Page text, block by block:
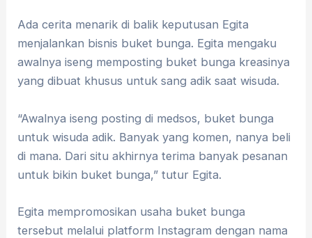
Ada cerita menarik di balik keputusan Egita
menjalankan bisnis buket bunga. Egita mengaku
awalnya iseng memposting buket bunga kreasinya
yang dibuat khusus untuk sang adik saat wisuda.
“Awalnya iseng posting di medsos, buket bunga
untuk wisuda adik. Banyak yang komen, nanya beli
di mana. Dari situ akhirnya terima banyak pesanan
untuk bikin buket bunga,” tutur Egita.
Egita mempromosikan usaha buket bunga
tersebut melalui platform Instagram dengan nama